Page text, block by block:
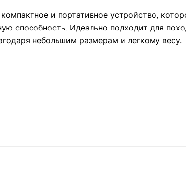
и портативное устройство,
способность. Идеально подходит для
небольшим размерам и легкому весу.